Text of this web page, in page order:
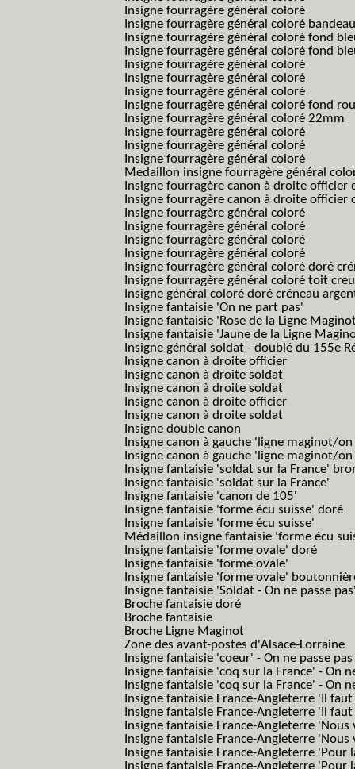
Insigne fourragère général coloré
Insigne fourragère général coloré
Insigne fourragère général coloré fond
Insigne fourragère général coloré fond
Insigne fourragère général coloré
Insigne fourragère général coloré
Insigne fourragère général coloré
Insigne fourragère général coloré fond
Insigne fourragère général coloré 22mm
Insigne fourragère général coloré
Insigne fourragère général coloré
Insigne fourragère général coloré
Medaillon insigne fourragère général
Insigne fourragère canon à droite
Insigne fourragère canon à droite
Insigne fourragère général coloré
Insigne fourragère général coloré
Insigne fourragère général coloré
Insigne fourragère général coloré
Insigne fourragère général coloré doré
Insigne fourragère général coloré toit
Insigne général coloré doré créneau
Insigne fantaisie 'On ne part pas'
Insigne fantaisie 'Rose de la Ligne
Insigne fantaisie 'Jaune de la Ligne
Insigne général soldat - doublé du 155e
Insigne canon à droite officier
Insigne canon à droite soldat
Insigne canon à droite soldat
Insigne canon à droite officier
Insigne canon à droite soldat
Insigne double canon
Insigne canon à gauche 'ligne maginot/
Insigne canon à gauche 'ligne maginot/
Insigne fantaisie 'soldat sur la France'
Insigne fantaisie 'soldat sur la France'
Insigne fantaisie 'canon de 105'
Insigne fantaisie 'forme écu suisse' doré
Insigne fantaisie 'forme écu suisse'
Médaillon insigne fantaisie 'forme écu
Insigne fantaisie 'forme ovale' doré
Insigne fantaisie 'forme ovale'
Insigne fantaisie 'forme ovale'
Insigne fantaisie 'Soldat - On ne passe
Broche fantaisie doré
Broche fantaisie
Broche Ligne Maginot
Zone des avant-postes d'Alsace-Lorraine
Insigne fantaisie 'coeur' - On ne passe pas
Insigne fantaisie 'coq sur la France' - On
Insigne fantaisie 'coq sur la France' - On
Insigne fantaisie France-Angleterre 'Il
Insigne fantaisie France-Angleterre 'Il
Insigne fantaisie France-Angleterre
Insigne fantaisie France-Angleterre
Insigne fantaisie France-Angleterre 'Pour
Insigne fantaisie France-Angleterre 'Pour